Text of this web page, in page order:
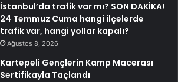
İstanbul’da trafik var mı? SON DAKİKA!
24 Temmuz Cuma hangi ilçelerde
trafik var, hangi yollar kapalı?
Ağustos 8, 2026
Kartepeli Gençlerin Kamp Macerası
Sertifikayla Taçlandı